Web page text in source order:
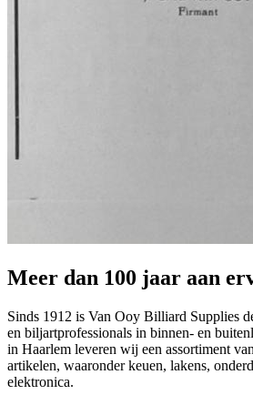
Meer dan 100 jaar aan
Sinds 1912 is Van Ooy Billiard Supplies
en biljartprofessionals in binnen- en
in Haarlem leveren wij een assortiment
artikelen, waaronder keuen, lakens,
elektronica.